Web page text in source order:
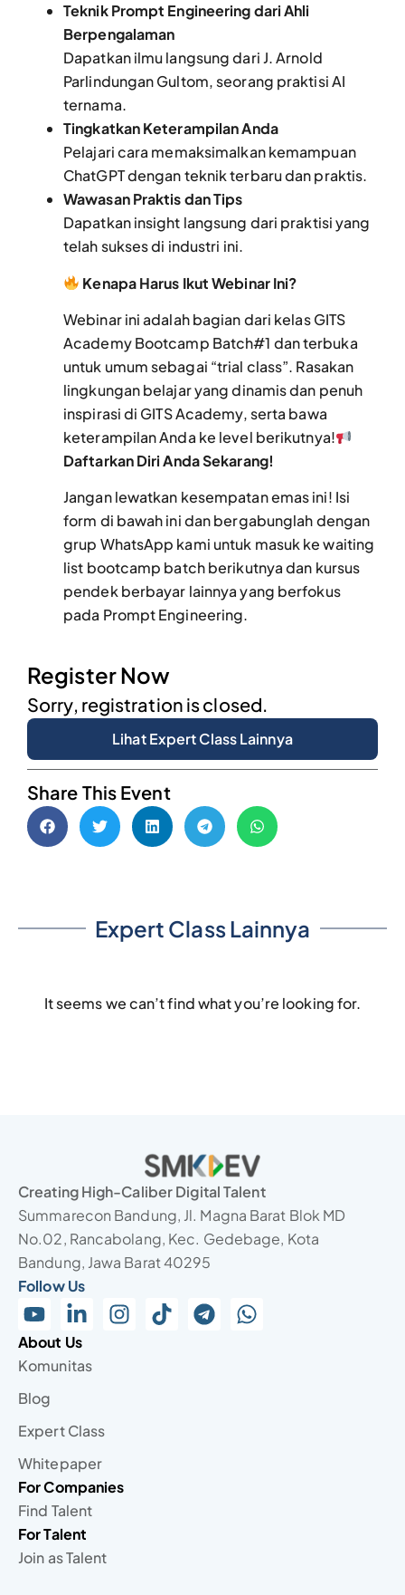
Teknik Prompt Engineering dari Ahli
Berpengalaman
Dapatkan ilmu langsung dari J. Arnold
Parlindungan Gultom, seorang praktisi AI
ternama.
Tingkatkan Keterampilan Anda
Pelajari cara memaksimalkan kemampuan
ChatGPT dengan teknik terbaru dan praktis.
Wawasan Praktis dan Tips
Dapatkan insight langsung dari praktisi yang
telah sukses di industri ini.
Kenapa Harus Ikut Webinar Ini?
Webinar ini adalah bagian dari kelas GITS
Academy Bootcamp Batch#1 dan terbuka
untuk umum sebagai “trial class”. Rasakan
lingkungan belajar yang dinamis dan penuh
inspirasi di GITS Academy, serta bawa
keterampilan Anda ke level berikutnya!
Daftarkan Diri Anda Sekarang!
Jangan lewatkan kesempatan emas ini! Isi
form di bawah ini dan bergabunglah dengan
grup WhatsApp kami untuk masuk ke waiting
list bootcamp batch berikutnya dan kursus
pendek berbayar lainnya yang berfokus
pada Prompt Engineering.
Register Now
Sorry, registration is closed.
Lihat Expert Class Lainnya
Share This Event
Expert Class Lainnya
It seems we can’t find what you’re looking for.
Creating High-Caliber Digital Talent
Summarecon Bandung, Jl. Magna Barat Blok MD
No.02, Rancabolang, Kec. Gedebage, Kota
Bandung, Jawa Barat 40295
Follow Us
About Us
Komunitas
Blog
Expert Class
Whitepaper
For Companies
Find Talent
For Talent
Join as Talent